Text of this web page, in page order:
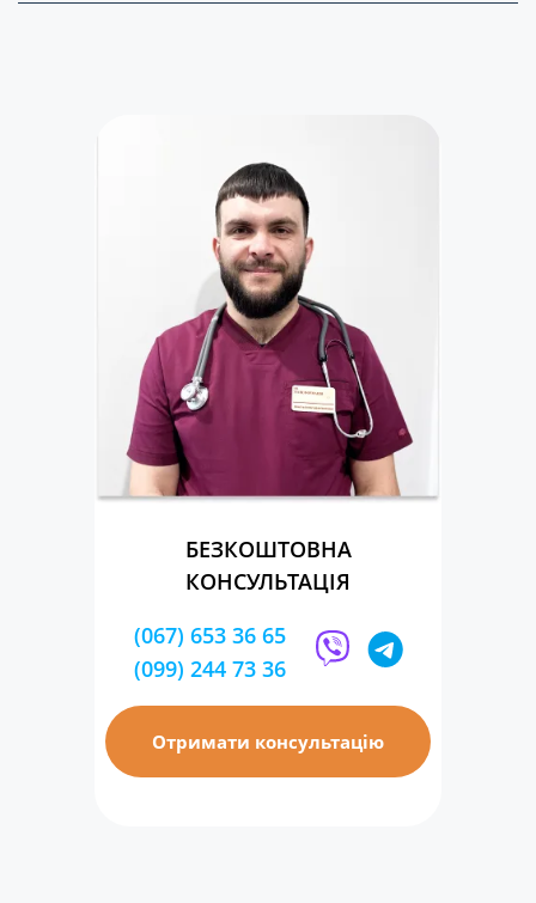
БЕЗКОШТОВНА
КОНСУЛЬТАЦІЯ
(067) 653 36 65
(099) 244 73 36
Отримати консультацію